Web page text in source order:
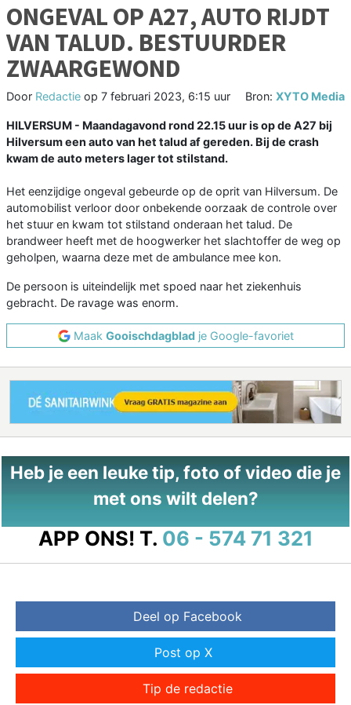
ONGEVAL OP A27, AUTO RIJDT
VAN TALUD. BESTUURDER
ZWAARGEWOND
Door Redactie op 7 februari 2023, 6:15 uur Bron: XYTO Media
HILVERSUM - Maandagavond rond 22.15 uur is op de A27 bij
Hilversum een auto van het talud af gereden. Bij de crash
kwam de auto meters lager tot stilstand.
Het eenzijdige ongeval gebeurde op de oprit van Hilversum. De
automobilist verloor door onbekende oorzaak de controle over
het stuur en kwam tot stilstand onderaan het talud. De
brandweer heeft met de hoogwerker het slachtoffer de weg op
geholpen, waarna deze met de ambulance mee kon.
De persoon is uiteindelijk met spoed naar het ziekenhuis
gebracht. De ravage was enorm.
Maak Gooischdagbladje Google-favoriet
Heb je een leuke tip, foto of video die je
met ons wilt delen?
APP ONS! T. 06 - 574 71 321
Deel op Facebook
Post op X
Tip de redactie